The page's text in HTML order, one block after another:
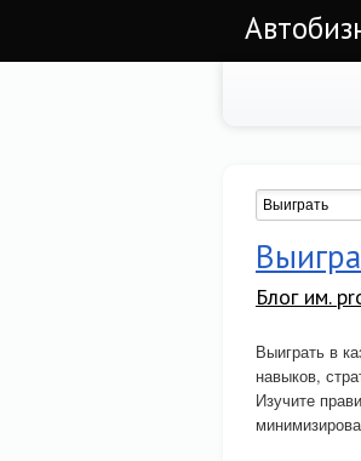
Блог им.
Выиграть в
навыков,
Изучите